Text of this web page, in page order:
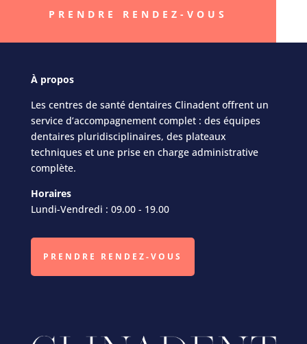
PRENDRE RENDEZ-VOUS
Àpropos
Les centres de santé dentaires Clinadent offrent un
service d’accompagnement complet : des équipes
dentaires pluridisciplinaires, des plateaux
techniques et une prise en charge administrative
complète.
Horaires
Lundi-Vendredi : 09.00 - 19.00
PRENDRE RENDEZ-VOUS